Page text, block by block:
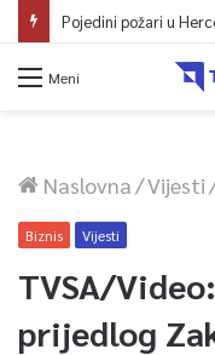
Meni
Naslovna/Vijesti
Biznis Vijesti
TVSA/
prijedlog